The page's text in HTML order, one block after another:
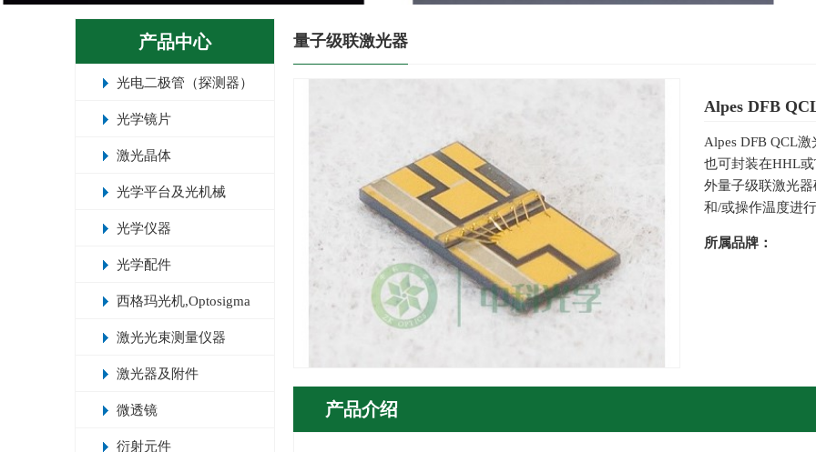
产品中心
光电二极管（探测器）
光学镜片
激光晶体
光学平台及光机械
光学仪器
光学配件
西格玛光机,Optosigma
激光光束测量仪器
激光器及附件
微透镜
衍射元件
量子级联激光器
Alpes DFB
Alpes DFB QCL
也可封装在HHL
外量子级联激光
和/或操作温度进
所属品牌：
产品介绍